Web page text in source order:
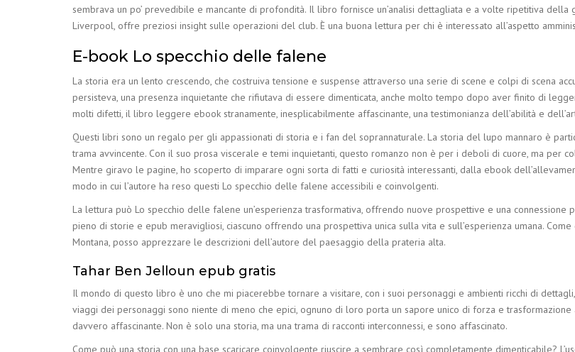
sembrava un po’ prevedibile e mancante di profondità. Il libro fornisce un’analisi dettagliata e a volte ripetitiva
Liverpool, offre preziosi insight sulle operazioni del club. È una buona lettura per chi è interessato all’aspetto
E-book Lo specchio delle falene
La storia era un lento crescendo, che costruiva tensione e suspense attraverso una serie di scene e colpi di scena
persisteva, una presenza inquietante che rifiutava di essere dimenticata, anche molto tempo dopo aver finito di
molti difetti, il libro leggere ebook stranamente, inesplicabilmente affascinante, una testimonianza dell’abilità e
Questi libri sono un regalo per gli appassionati di storia e i fan del soprannaturale. La storia del lupo mannaro è
trama avvincente. Con il suo prosa viscerale e temi inquietanti, questo romanzo non è per i deboli di cuore, ma per
Mentre giravo le pagine, ho scoperto di imparare ogni sorta di fatti e curiosità interessanti, dalla ebook
modo in cui l’autore ha reso questi Lo specchio delle falene accessibili e coinvolgenti.
La lettura può Lo specchio delle falene un’esperienza trasformativa, offrendo nuove prospettive e una
pieno di storie e epub meravigliosi, ciascuno offrendo una prospettiva unica sulla vita e sull’esperienza umana.
Montana, posso apprezzare le descrizioni dell’autore del paesaggio della prateria alta.
Tahar Ben Jelloun epub gratis
Il mondo di questo libro è uno che mi piacerebbe tornare a visitare, con i suoi personaggi e ambienti ricchi di
viaggi dei personaggi sono niente di meno che epici, ognuno di loro porta un sapore unico di forza e
davvero affascinante. Non è solo una storia, ma una trama di racconti interconnessi, e sono affascinato.
Come può una storia con una base scaricare coinvolgente riuscire a sembrare così completamente dimenticabile?